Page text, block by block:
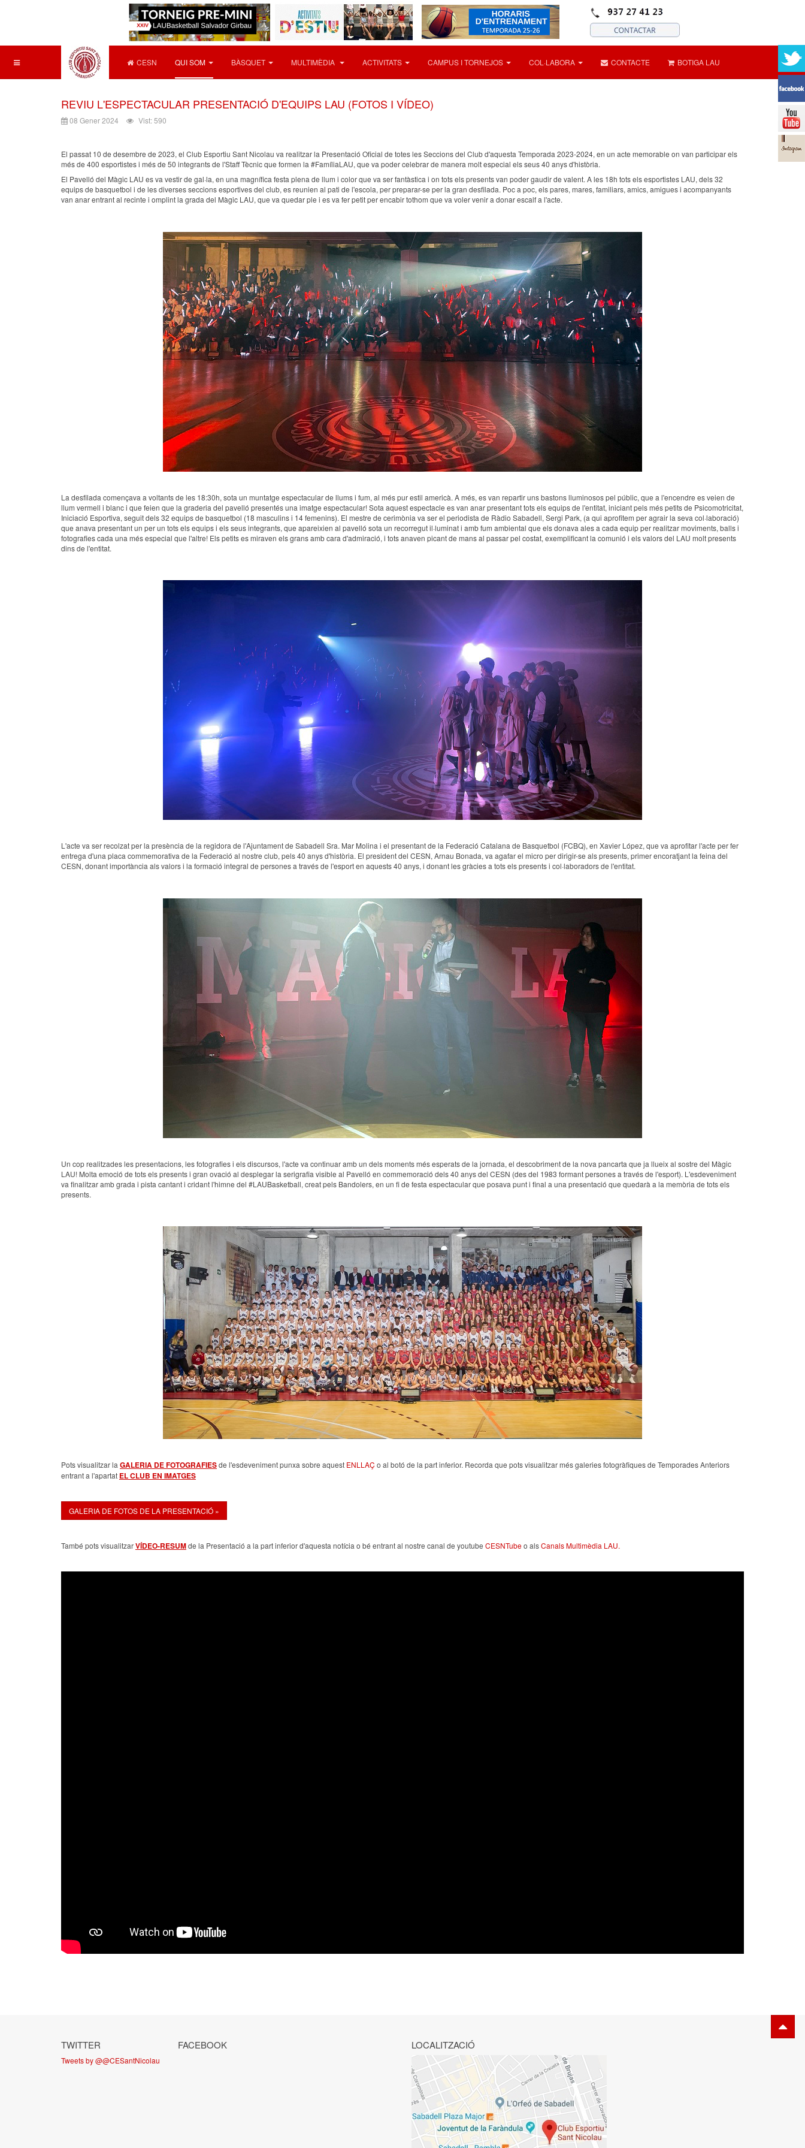
CESN QUI SOM BÀSQUET MULTIMÈDIA ACTIVITATS CAMPUS I TORNEJOS COL·LABORA CONTACTE BOTIGA LAU
REVIU L'ESPECTACULAR PRESENTACIÓ D'EQUIPS LAU (FOTOS I VÍDEO)
08 Gener 2024 Vist: 590
El passat 10 de desembre de 2023, el Club Esportiu Sant Nicolau va realitzar la Presentació Oficial de totes les Seccions del Club d'aquesta Temporada 2023-2024, en un acte memorable on van participar els
més de 400 esportistes i més de 50 integrants de l'Staff Tècnic que formen la #FamíliaLAU, que va poder celebrar de manera molt especial els seus 40 anys d'història.
El Pavelló del Màgic LAU es va vestir de gal·la, en una magnífica festa plena de llum i color que va ser fantàstica i on tots els presents van poder gaudir de valent. A les 18h tots els esportistes LAU, dels 32
equips de basquetbol i de les diverses seccions esportives del club, es reunien al pati de l'escola, per preparar-se per la gran desfilada. Poc a poc, els pares, mares, familiars, amics, amigues i acompanyants
van anar entrant al recinte i omplint la grada del Màgic LAU, que va quedar ple i es va fer petit per encabir tothom que va voler venir a donar escalf a l'acte.
La desfilada començava a voltants de les 18:30h, sota un muntatge espectacular de llums i fum, al més pur estil americà. A més, es van repartir uns bastons lluminosos pel públic, que a l'encendre es veien de
llum vermell i blanc i que feien que la graderia del pavelló presentés una imatge espectacular! Sota aquest espectacle es van anar presentant tots els equips de l'entitat, iniciant pels més petits de Psicomotricitat,
Iniciació Esportiva, seguit dels 32 equips de basquetbol (18 masculins i 14 femenins). El mestre de cerimònia va ser el periodista de Ràdio Sabadell, Sergi Park, (a qui aprofitem per agrair la seva col·laboració)
que anava presentant un per un tots els equips i els seus integrants, que apareixien al pavelló sota un recorregut il·luminat i amb fum ambiental que els donava ales a cada equip per realitzar moviments, balls i
fotografies cada una més especial que l'altre! Els petits es miraven els grans amb cara d'admiració, i tots anaven picant de mans al passar pel costat, exemplificant la comunió i els valors del LAU molt presents
dins de l'entitat.
L'acte va ser recolzat per la presència de la regidora de l'Ajuntament de Sabadell Sra. Mar Molina i el presentant de la Federació Catalana de Basquetbol (FCBQ), en Xavier López, que va aprofitar l'acte per fer
entrega d'una placa commemorativa de la Federació al nostre club, pels 40 anys d'història. El president del CESN, Arnau Bonada, va agafar el micro per dirigir-se als presents, primer encoratjant la feina del
CESN, donant importància als valors i la formació integral de persones a través de l'esport en aquests 40 anys, i donant les gràcies a tots els presents i col·laboradors de l'entitat.
Un cop realitzades les presentacions, les fotografies i els discursos, l'acte va continuar amb un dels moments més esperats de la jornada, el descobriment de la nova pancarta que ja llueix al sostre del Màgic
LAU! Molta emoció de tots els presents i gran ovació al desplegar la serigrafia visible al Pavelló en commemoració dels 40 anys del CESN (des del 1983 formant persones a través de l'esport). L'esdeveniment
va finalitzar amb grada i pista cantant i cridant l'himne del #LAUBasketball, creat pels Bandolers, en un fi de festa espectacular que posava punt i final a una presentació que quedarà a la memòria de tots els
presents.
Pots visualitzar la GALERIA DE FOTOGRAFIESde l'esdeveniment punxa sobre aquest ENLLAÇ o al botó de la part inferior. Recorda que pots visualitzar més galeries fotogràfiques de Temporades Anteriors
entrant a l'apartat EL CLUB EN IMATGES
GALERIA DE FOTOS DE LA PRESENTACIÓ »
També pots visualitzarVÍDEO-RESUMde la Presentació a la part inferior d'aquesta notícia o bé entrant al nostre canal de youtube CESNTubeo alsCanals Multimèdia LAU.
TWITTER
Tweets by @@CESantNicolau
FACEBOOK LOCALITZACIÓ